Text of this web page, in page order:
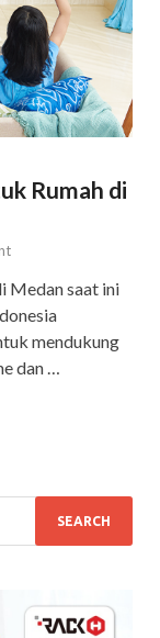
Rumah di
Medan saat ini
mendukung
dan …